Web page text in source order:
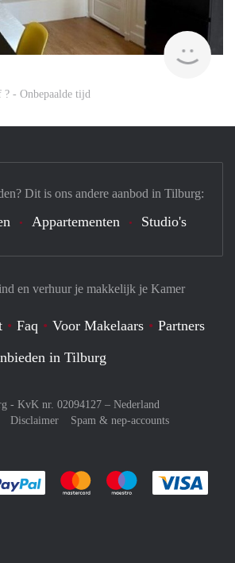
? - Onbepaalde tijd
en verhuur je makkelijk je Kamer
Faq Voor Makelaars
Partners
in Tilburg
- KvK nr. 02094127 – Nederland
Disclaimer
Spam & nep-accounts
Je rekent gemakkelijk af met Paypal
Je rekent gemakkelijk af met
Je rekent
Dit is ons andere aanbod in Tilburg:
Appartementen Studio's